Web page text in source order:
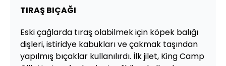
TIRAŞ BIÇAĞI
Eski çağlarda tıraş olabilmek için köpek balığı
dişleri, istiridye kabukları ve çakmak taşından
yapılmış bıçaklar kullanılırdı. İlk jilet, King Camp